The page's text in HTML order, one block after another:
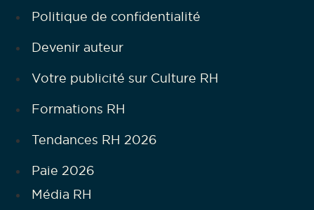
Politique de confidentialité
Devenir auteur
Votre publicité sur Culture RH
Formations RH
Tendances RH 2026
Paie 2026
Média RH